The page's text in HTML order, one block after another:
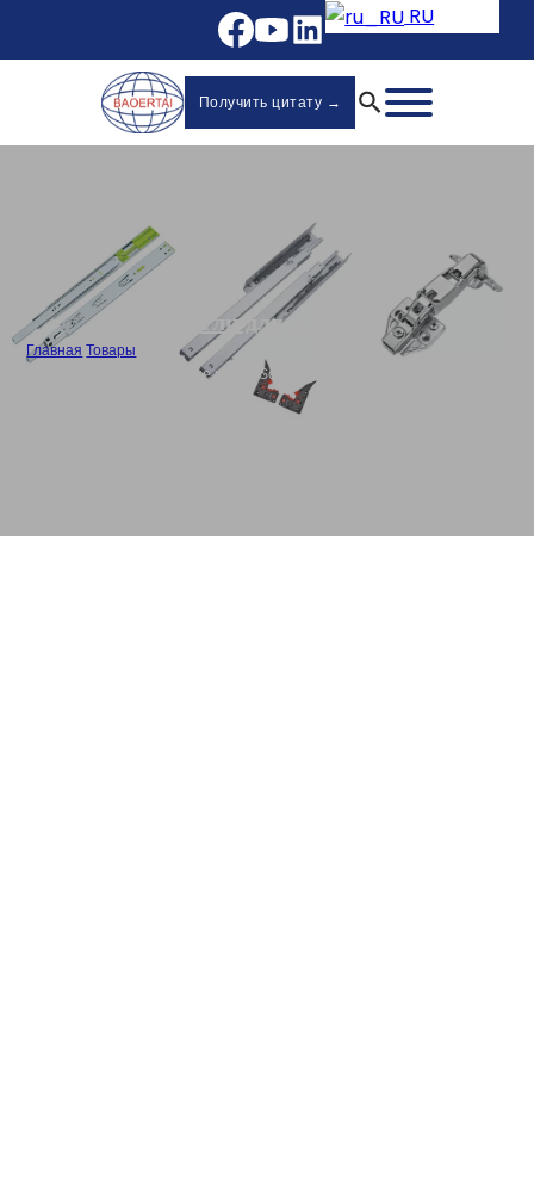
RU
Получить цитату →
Петли для шкафа
Главная /Товары
Объемные гидравлические петли Soft-Close для кухонных шкафов -